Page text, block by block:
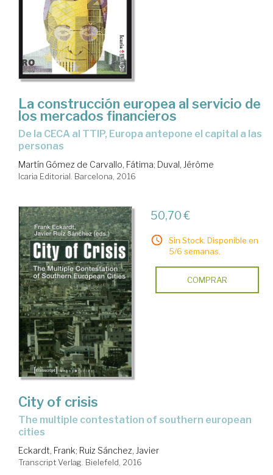
La construcción europea al servicio de
los mercados financieros
de la CECA al TTIP, Europa antepone el capital a las
personas
Martín Gómez de Carvallo, Fátima; Duval, Jérôme
Icaria Editorial. Barcelona, 2016
50,70 €
Sin Stock. Disponible en
5/6 semanas.
COMPRAR
City of crisis
the multiple contestation of southern european
cities
Eckardt, Frank; Ruiz Sánchez, Javier
Transcript Verlag. Bielefeld, 2016